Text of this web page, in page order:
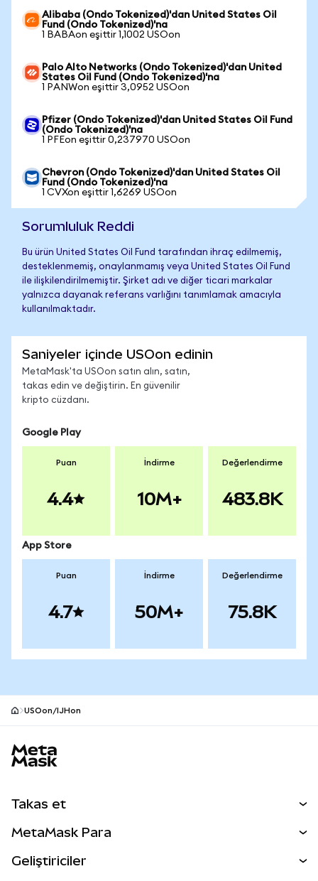
Alibaba (Ondo Tokenized)'dan United States Oil
Fund (Ondo Tokenized)'na
1 BABAon eşittir 1,1002 USOon
Palo Alto Networks (Ondo Tokenized)'dan United
States Oil Fund (Ondo Tokenized)'na
1 PANWon eşittir 3,0952 USOon
Pfizer (Ondo Tokenized)'dan United States Oil Fund
(Ondo Tokenized)'na
1 PFEon eşittir 0,237970 USOon
Chevron (Ondo Tokenized)'dan United States Oil
Fund (Ondo Tokenized)'na
1 CVXon eşittir 1,6269 USOon
Sorumluluk Reddi
Bu ürün United States Oil Fund tarafından ihraç edilmemiş,
desteklenmemiş, onaylanmamış veya United States Oil Fund
ile ilişkilendirilmemiştir. Şirket adı ve diğer ticari markalar
yalnızca dayanak referans varlığını tanımlamak amacıyla
kullanılmaktadır.
Saniyeler içinde USOon edinin
MetaMask'ta USOon satın alın, satın,
takas edin ve değiştirin. En güvenilir
kripto cüzdanı.
Google Play
Puan
4.4
İndirme
10M+
Değerlendirme
483.8K
App Store
Puan
4.7
İndirme
50M+
Değerlendirme
75.8K
USOon/IJHon
Takas et
Perps
MetaMask Para
Geliştiriciler